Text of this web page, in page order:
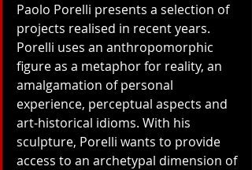
Paolo Porelli presents a selection of
projects realised in recent years.
Porelli uses an anthropomorphic
figure as a metaphor for reality, an
amalgamation of personal
experience, perceptual aspects and
art-historical idioms. With his
sculpture, Porelli wants to provide
access to an archetypal dimension of